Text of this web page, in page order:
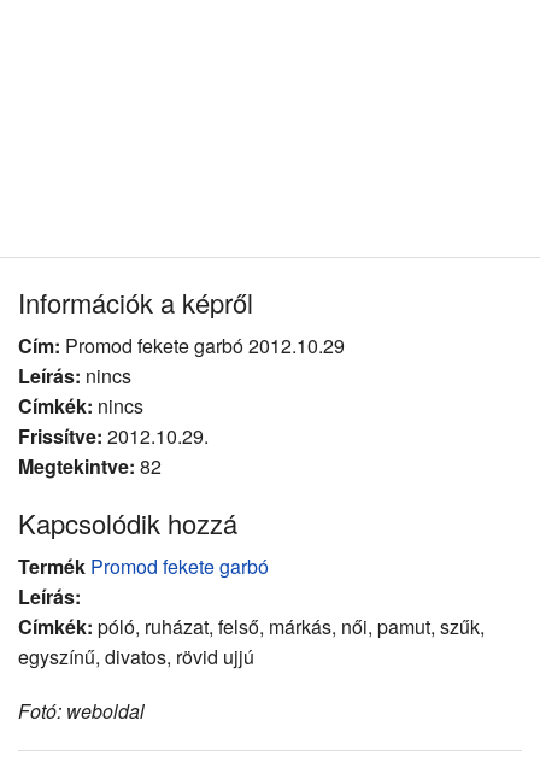
Információk a képről
Cím: Promod fekete garbó 2012.10.29
Leírás: nincs
Címkék: nincs
Frissítve: 2012.10.29.
Megtekintve: 82
Kapcsolódik hozzá
Termék Promod fekete garbó
Leírás:
Címkék: póló, ruházat, felső, márkás, női, pamut, szűk,
egyszínű, divatos, rövid ujjú
Fotó: weboldal